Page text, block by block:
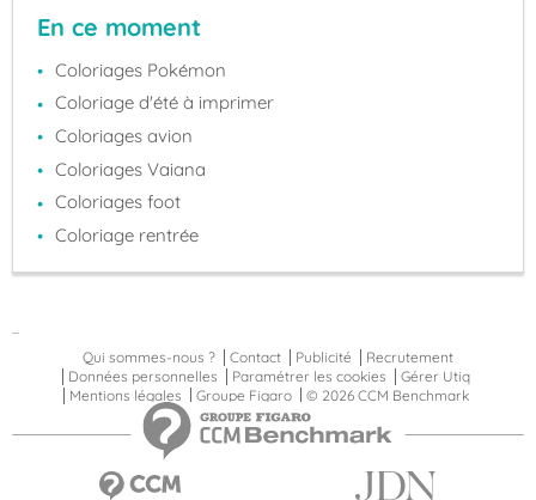
En ce moment
Coloriages Pokémon
Coloriage d'été à imprimer
Coloriages avion
Coloriages Vaiana
Coloriages foot
Coloriage rentrée
Qui sommes-nous ?
Contact Publicité
Recrutement
Données personnelles
Paramétrer les cookies
Gérer Utiq
Mentions légales
Groupe Figaro © 2026 CCM Benchmark